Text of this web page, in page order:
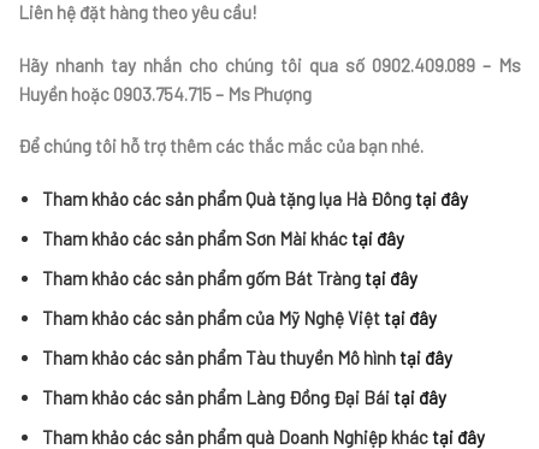
Liên hệ đặt hàng theo yêu cầu!
Hãy nhanh tay nhắn cho chúng tôi qua số 0902.409.089 – Ms
Huyền hoặc 0903.754.715 – Ms Phượng
Để chúng tôi hỗ trợ thêm các thắc mắc của bạn nhé.
Tham khảo các sản phẩm Quà tặng lụa Hà Đôngtại đây
Tham khảo các sản phẩm Sơn Mài kháctại đây
Tham khảo các sản phẩm gốm Bát Tràngtại đây
Tham khảo các sản phẩm của Mỹ Nghệ Việttại đây
Tham khảo các sản phẩm Tàu thuyền Mô hìnhtại đây
Tham khảo các sản phẩm Làng Đồng Đại Báitại đây
Tham khảo các sản phẩm quà Doanh Nghiệp kháctại đây